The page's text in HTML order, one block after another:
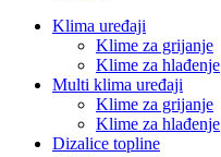
Klima uređaji
Klime za grijanje
Klime za hlađenje
Multi klima uređaji
Klime za grijanje
Klime za hlađenje
Dizalice topline